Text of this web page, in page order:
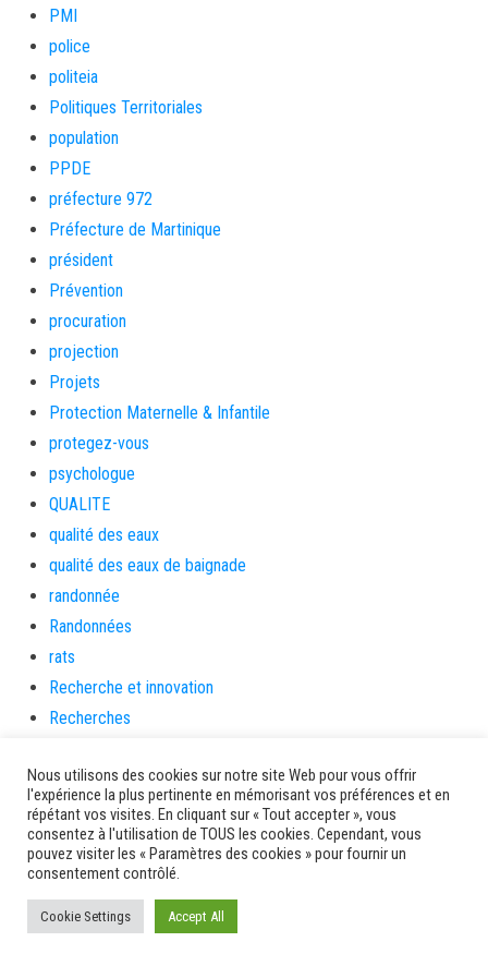
PMI
police
politeia
Politiques Territoriales
population
PPDE
préfecture 972
Préfecture de Martinique
président
Prévention
procuration
projection
Projets
Protection Maternelle & Infantile
protegez-vous
psychologue
QUALITE
qualité des eaux
qualité des eaux de baignade
randonnée
Randonnées
rats
Recherche et innovation
Recherches
RenovFDF
République
Ressources humaines
Résultats des courses – PMU
réunion publique
revolution
Nous utilisons des cookies sur notre site Web pour vous offrir
l'expérience la plus pertinente en mémorisant vos préférences et en
répétant vos visites. En cliquant sur « Tout accepter », vous
consentez à l'utilisation de TOUS les cookies. Cependant, vous
pouvez visiter les « Paramètres des cookies » pour fournir un
consentement contrôlé.
Cookie Settings Accept All